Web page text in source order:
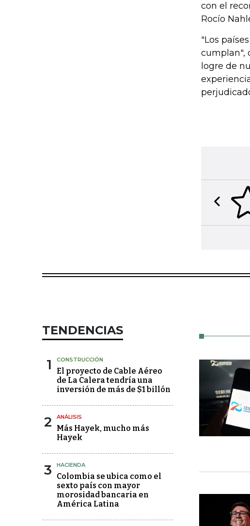
con el
Rocío
"Los
cumplan",
logre de
Previous
TENDENCIAS
1 CONSTRUCCIÓN
El proyecto de Cable Aéreo
de La Calera tendría una
inversión de más de $1 billón
2 ANÁLISIS
Más Hayek, mucho más
Hayek
3 HACIENDA
Colombia se ubica como el
sexto país con mayor
morosidad bancaria en
América Latina